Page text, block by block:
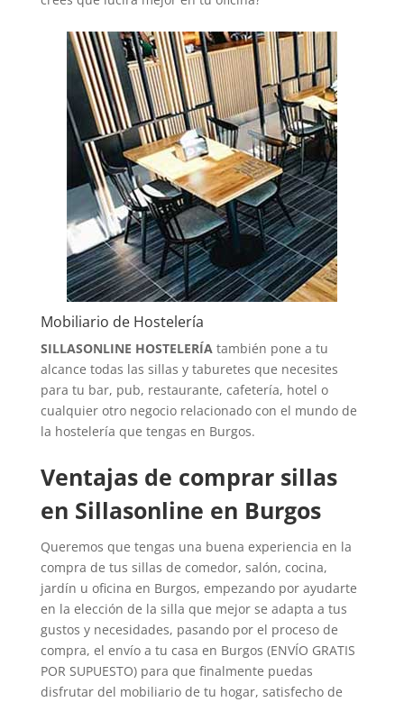
Mobiliario de Hostelería
SILLASONLINE HOSTELERÍAtambién pone a tu
alcance todas las sillas y taburetes que necesites
para tu bar, pub, restaurante, cafetería, hotel o
cualquier otro negocio relacionado con el mundo de
la hostelería que tengas en Burgos.
Ventajas de comprar sillas
en Sillasonline en Burgos
Queremos que tengas una buena experiencia en la
compra de tus sillas de comedor, salón, cocina,
jardín u oficina en Burgos, empezando por ayudarte
en la elección de la silla que mejor se adapta a tus
gustos y necesidades, pasando por el proceso de
compra, el envío a tu casa en Burgos (ENVÍO GRATIS
POR SUPUESTO) para que finalmente puedas
disfrutar del mobiliario de tu hogar, satisfecho de